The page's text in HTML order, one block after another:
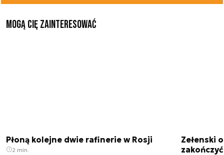
Mogą Cię zainteresować
Płoną kolejne dwie rafinerie w Rosji
2 min.
Zełenski